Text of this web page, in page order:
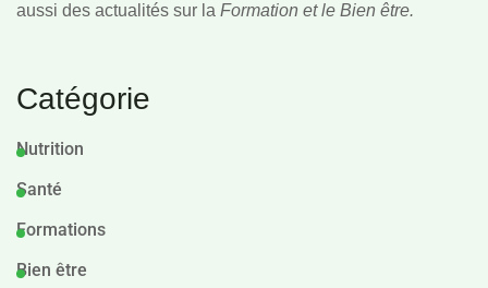
aussi des actualités sur la Formation et le Bien être.
Catégorie
Nutrition
Santé
Formations
Bien être